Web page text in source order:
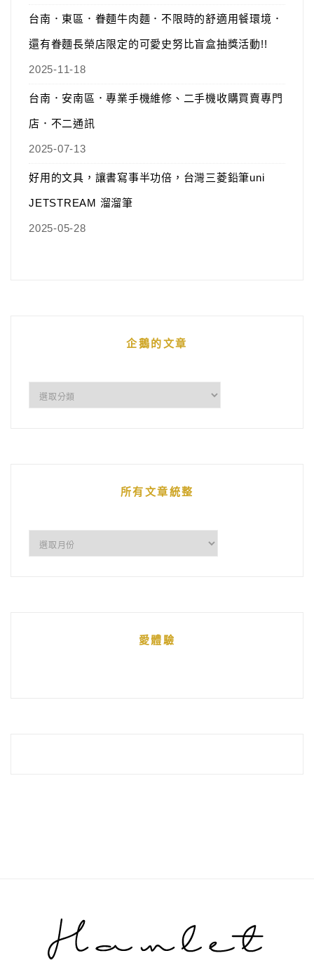
台南．東區．眷麵牛肉麵．不限時的舒適用餐環境．
還有眷麵長榮店限定的可愛史努比盲盒抽獎活動!!
2025-11-18
台南．安南區．專業手機維修、二手機收購買賣專門
店．不二通訊
2025-07-13
好用的文具，讓書寫事半功倍，台灣三菱鉛筆uni
JETSTREAM 溜溜筆
2025-05-28
企鵝的文章
所有文章統整
愛體驗